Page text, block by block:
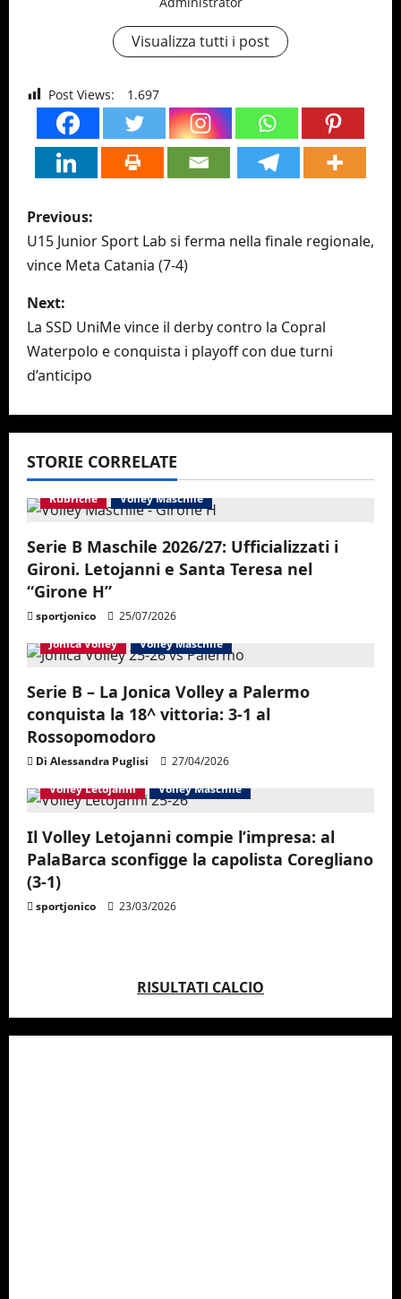
Visualizza tutti i post
Post Views: 1.697
P
o
t
n
v
i
g
a
t
i
o
n
Previous:
U15 Junior Sport Lab si ferma nella finale regionale,
vince Meta Catania (7-4)
Next:
La SSD UniMe vince il derby contro la Copral
Waterpolo e conquista i playoff con due turni
d’anticipo
STORIE CORRELATE
Rubriche Volley Maschile
Serie B Maschile 2026/27: Ufficializzati i
Gironi. Letojanni e Santa Teresa nel
“Girone H”
sportjonico
25/07/2026
Jonica Volley
Volley Maschile
Serie B – La Jonica Volley a Palermo
conquista la 18^ vittoria: 3-1 al
Rossopomodoro
Di Alessandra Puglisi
27/04/2026
Volley Letojanni
Volley Maschile
Il Volley Letojanni compie l’impresa: al
PalaBarca sconfigge la capolista Coregliano
(3-1)
sportjonico 23/03/2026
RISULTATI CALCIO